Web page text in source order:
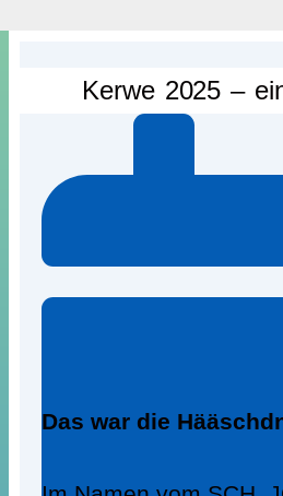
Kerwe 2025 –
Das war die